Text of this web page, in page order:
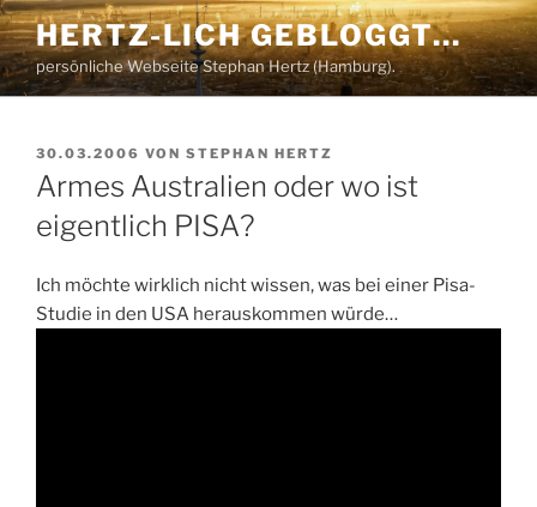
Zum
Inhalt
springen
HERTZ-LICH GEBLOGGT…
persönliche Webseite Stephan Hertz (Hamburg).
VERÖFFENTLICHT
AM
30.03.2006 VON STEPHAN HERTZ
Armes Australien oder wo ist
eigentlich PISA?
Ich möchte wirklich nicht wissen, was bei einer Pisa-
Studie in den USA herauskommen würde…